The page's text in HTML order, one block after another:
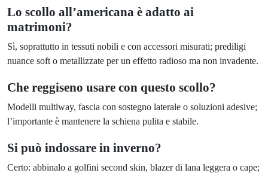
Lo scollo all’americana è adatto ai
matrimoni?
Sì, soprattutto in tessuti nobili e con accessori misurati; prediligi
nuance soft o metallizzate per un effetto radioso ma non invadente.
Che reggiseno usare con questo scollo?
Modelli multiway, fascia con sostegno laterale o soluzioni adesive;
l’importante è mantenere la schiena pulita e stabile.
Si può indossare in inverno?
Certo: abbinalo a golfini second skin, blazer di lana leggera o cape;